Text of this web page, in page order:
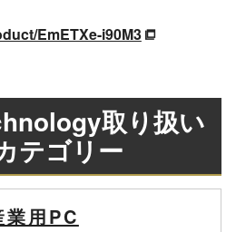
EmETXe-i90M3
取り扱い
テゴリー
業用PC